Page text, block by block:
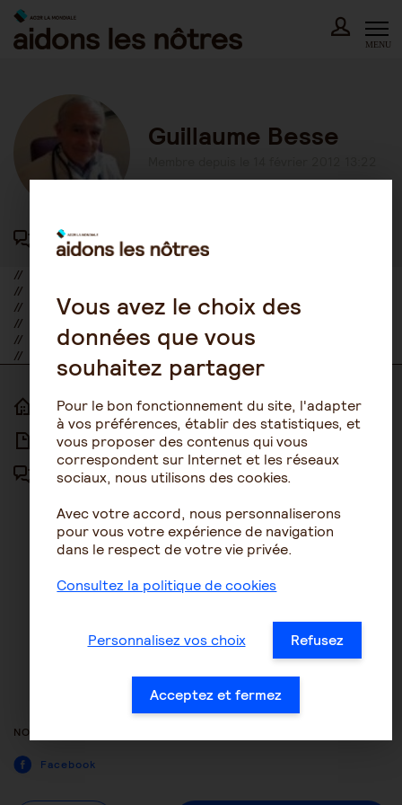
Skip
content
MENU
Guillaume Besse
44 participations au forum
//
//
//
//
//
//
ACCUEIL
ARTICLES
FORUM
ACCESSIBILITÉ
NOUS CONTACTER
MENTIONS LÉGALES
PLAN DU SITE
CONDITIONS GÉNÉRALES
GESTION DES COOKIES
ACCESSIBILITÉ : NON
CONFORME
NOUS SUIVRE
Facebook
Vous avez le choix des
données que vous
souhaitez partager
Pour le bon fonctionnement du site, l'adapter
à vos préférences, établir des statistiques, et
vous proposer des contenus qui vous
correspondent sur Internet et les réseaux
sociaux, nous utilisons des cookies.
Avec votre accord, nous personnaliserons
pour vous votre expérience de navigation
dans le respect de votre vie privée.
Consultez la politique de cookies
Personnalisez vos choix Refusez
Acceptez et fermez